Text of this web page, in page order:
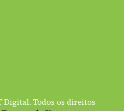
Digital. Todos os direitos